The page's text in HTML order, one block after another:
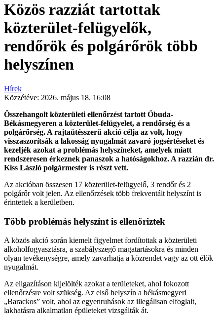
Közös razziát tartottak
közterület-felügyelők,
rendőrök és polgárőrök több
helyszínen
Hírek
Közzétéve: 2026. május 18. 16:08
Összehangolt közterületi ellenőrzést tartott Óbuda-
Békásmegyeren a közterület-felügyelet, a rendőrség és a
polgárőrség. A rajtaütésszerű akció célja az volt, hogy
visszaszorítsák a lakosság nyugalmát zavaró jogsértéseket és
kezeljék azokat a problémás helyszíneket, amelyek miatt
rendszeresen érkeznek panaszok a hatóságokhoz. A razzián dr.
Kiss László polgármester is részt vett.
Az akcióban összesen 17 közterület-felügyelő, 3 rendőr és 2
polgárőr volt jelen. Az ellenőrzések több frekventált helyszínt is
érintettek a kerületben.
Több problémás helyszínt is ellenőriztek
A közös akció során kiemelt figyelmet fordítottak a közterületi
alkoholfogyasztásra, a szabályszegő magatartásokra és minden
olyan tevékenységre, amely zavarhatja a közrendet vagy az ott élők
nyugalmát.
Az eligazításon kijelölték azokat a területeket, ahol fokozott
ellenőrzésre volt szükség. Az első helyszín a békásmegyeri
„Barackos” volt, ahol az egyenruhások az illegálisan elfoglalt,
lakhatásra alkalmatlan épületeket vizsgálták át.